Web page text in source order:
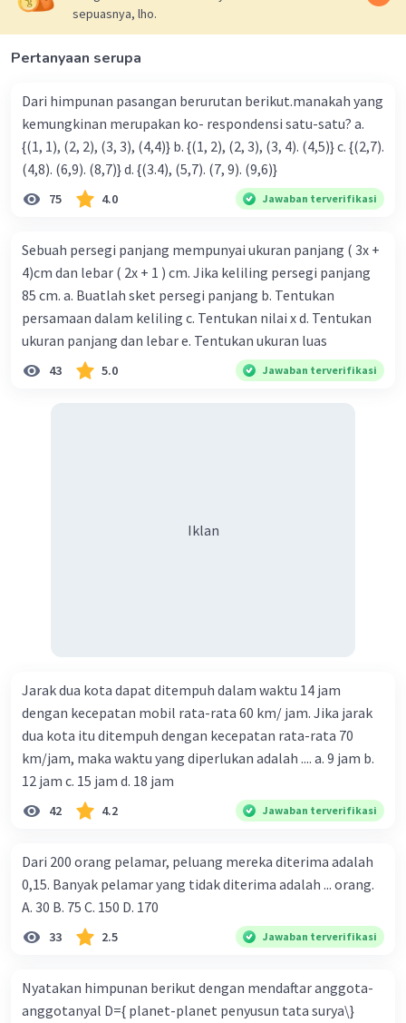
sepuasnya, lho.
Pertanyaan serupa
Dari himpunan pasangan berurutan berikut.manakah yang
kemungkinan merupakan ko- respondensi satu-satu? a.
{(1, 1), (2, 2), (3, 3), (4,4)} b. {(1, 2), (2, 3), (3, 4). (4,5)} c. {(2,7).
(4,8). (6,9). (8,7)} d. {(3.4), (5,7). (7, 9). (9,6)}
75 4.0 Jawaban terverifikasi
Sebuah persegi panjang mempunyai ukuran panjang ( 3x +
4)cm dan lebar ( 2x + 1 ) cm. Jika keliling persegi panjang
85 cm. a. Buatlah sket persegi panjang b. Tentukan
persamaan dalam keliling c. Tentukan nilai x d. Tentukan
ukuran panjang dan lebar e. Tentukan ukuran luas
43 5.0 Jawaban terverifikasi
Iklan
Jarak dua kota dapat ditempuh dalam waktu 14 jam
dengan kecepatan mobil rata-rata 60 km/ jam. Jika jarak
dua kota itu ditempuh dengan kecepatan rata-rata 70
km/jam, maka waktu yang diperlukan adalah .... a. 9 jam b.
12 jam c. 15 jam d. 18 jam
42 4.2 Jawaban terverifikasi
Dari 200 orang pelamar, peluang mereka diterima adalah
0,15. Banyak pelamar yang tidak diterima adalah ... orang.
A. 30 B. 75 C. 150 D. 170
33 2.5 Jawaban terverifikasi
Nyatakan himpunan berikut dengan mendaftar anggota-
anggotanyal D={ planet-planet penyusun tata surya\}